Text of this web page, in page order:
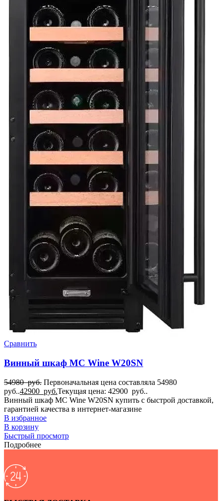
Сравнить
Винный шкаф MC Wine W20SN
54980руб. Первоначальная цена составляла 54980
руб..42900 руб.Текущая цена: 42900 руб..
Винный шкаф MC Wine W20SN купить с быстрой доставкой,
гарантией качества в интернет-магазине
В избранное
В корзину
Быстрый просмотр
Подробнее